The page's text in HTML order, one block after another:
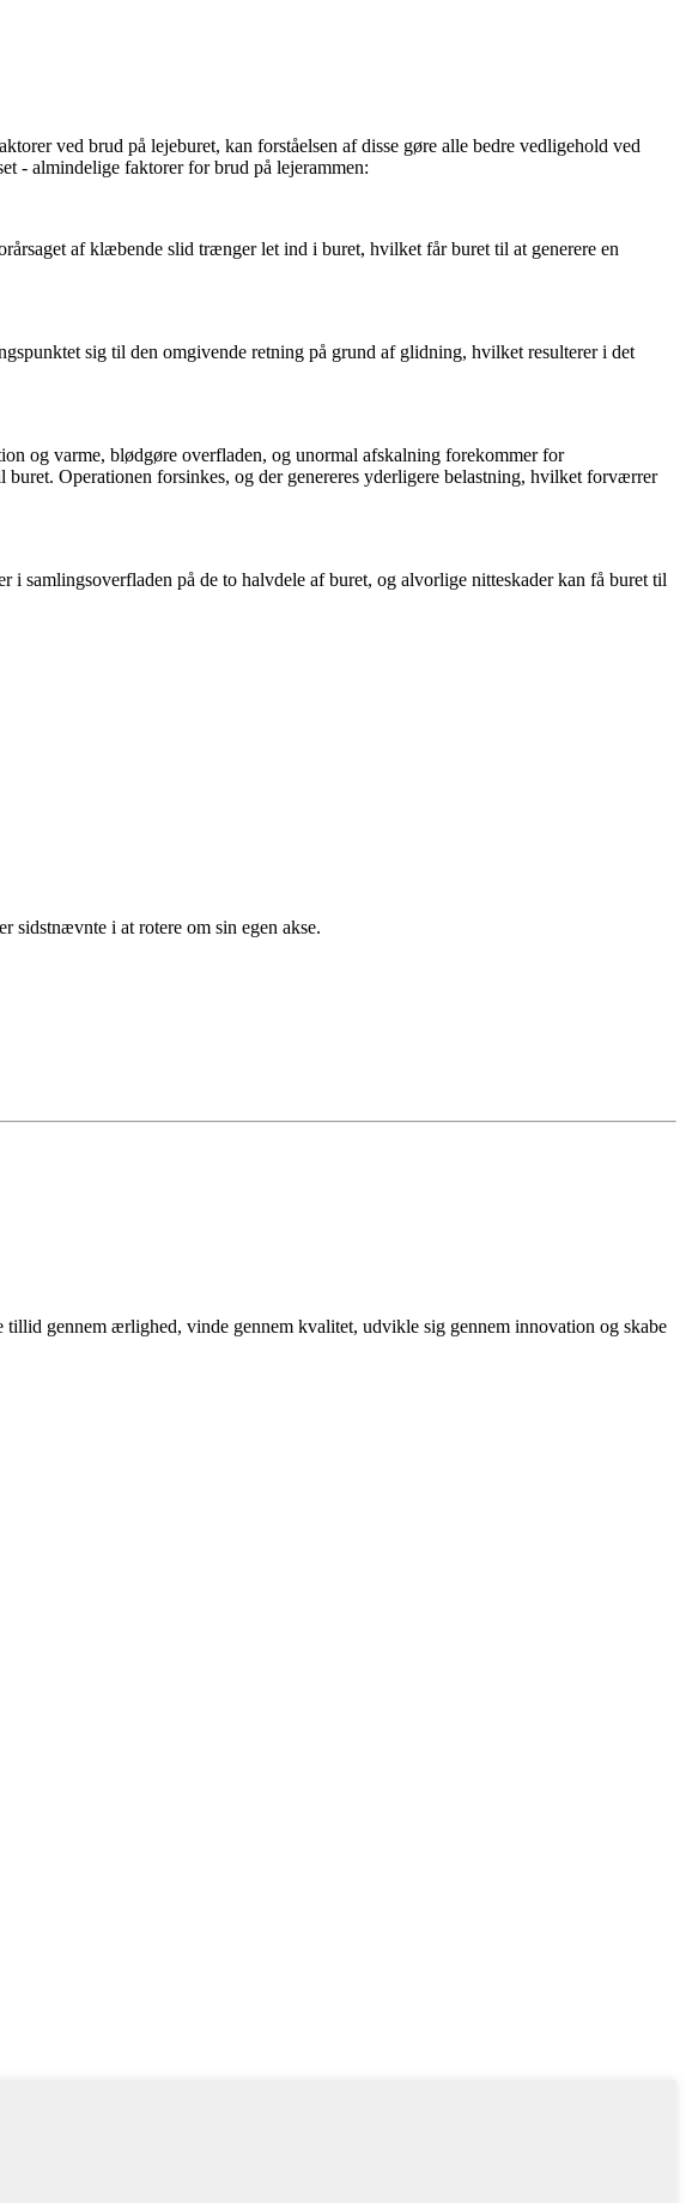
ved brud på lejeburet, kan forståelsen af ​​disse gøre alle bedre vedligehold ved
- almindelige faktorer for brud på lejerammen:
af klæbende slid trænger let ind i buret, hvilket får buret til at generere en
sig til den omgivende retning på grund af glidning, hvilket resulterer i det
og varme, blødgøre overfladen, og unormal afskalning forekommer for
Operationen forsinkes, og der genereres yderligere belastning, hvilket forværrer
samlingsoverfladen på de to halvdele af buret, og alvorlige nitteskader kan få buret til
sidstnævnte i at rotere om sin egen akse.
gennem ærlighed, vinde gennem kvalitet, udvikle sig gennem innovation og skabe